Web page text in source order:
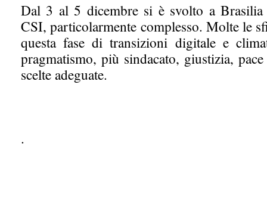
Dal 3 al 5 dicembre si è svolto a
CSI, particolarmente complesso. Molte le
questa fase di transizioni digitale e
pragmatismo, più sindacato, giustizia,
scelte adeguate.
.